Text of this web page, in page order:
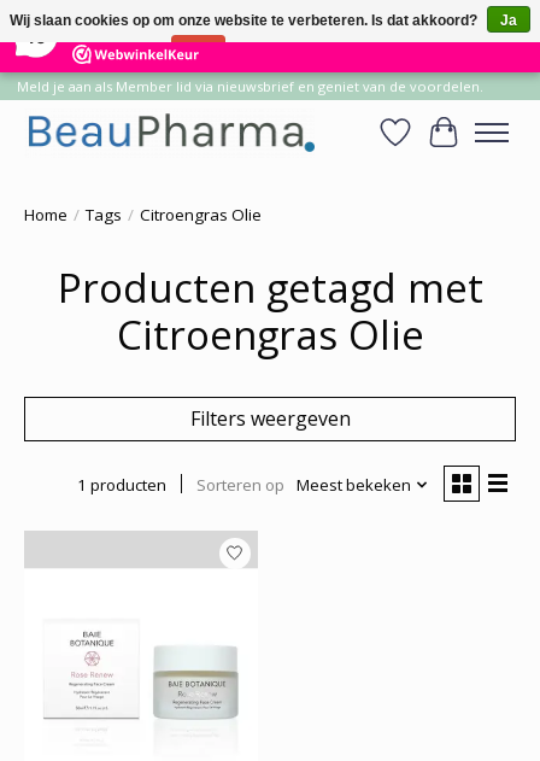
14 Reviews ×
Meld je aan als Member lid via nieuwsbrief en geniet van de voordelen.
Verlanglijst
Home / Tags / Citroengras Olie
Producten getagd met
Citroengras Olie
Filters weergeven
1 producten Sorteren op Meest bekeken
Wij slaan cookies op om onze website te verbeteren. Is dat akkoord?
Ja
Nee